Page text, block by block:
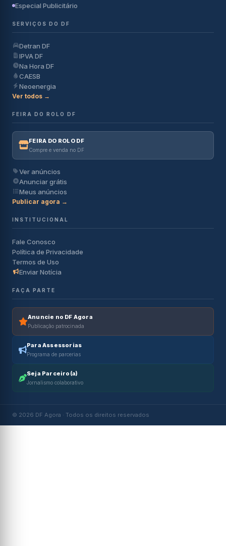
Especial Publicitário
SERVIÇOS DO DF
Detran DF
IPVA DF
Na Hora DF
CAESB
Neoenergia
Ver todos →
FEIRA DO ROLO DF
FEIRA DO ROLO DF
Compre e venda no DF
Ver anúncios
Anunciar grátis
Meus anúncios
Publicar agora →
INSTITUCIONAL
Fale Conosco
Política de Privacidade
Termos de Uso
Enviar Notícia
FAÇA PARTE
Anuncie no DF Agora
Publicação patrocinada
Para Assessorias
Programa de parcerias
Seja Parceiro(a)
Jornalismo colaborativo
© 2026 DF Agora · Todos os direitos reservados